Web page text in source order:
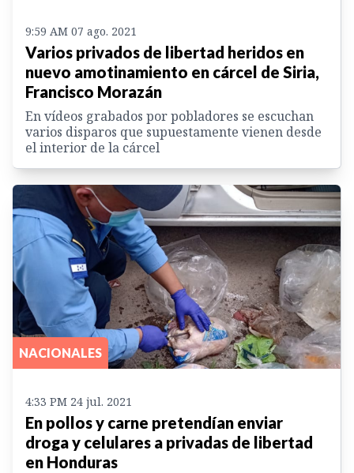
9:59 AM 07 ago. 2021
Varios privados de libertad heridos en
nuevo amotinamiento en cárcel de Siria,
Francisco Morazán
En vídeos grabados por pobladores se escuchan
varios disparos que supuestamente vienen desde
el interior de la cárcel
NACIONALES
4:33 PM 24 jul. 2021
En pollos y carne pretendían enviar
droga y celulares a privadas de libertad
en Honduras